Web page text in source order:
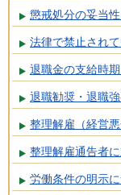
懲戒処分の妥当
法律で禁止され
退職金の支給時
退職勧奨・退職
整理解雇（経営
整理解雇通告者
労働条件の明示